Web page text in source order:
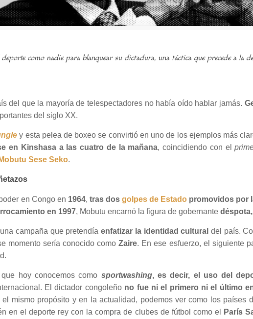
como nadie para blanquear su dictadura, una táctica que precede a la
del que la mayoría de telespectadores no había oído hablar jamás.
del siglo XX.
y esta pelea de boxeo se convirtió en uno de los ejemplos más
en Kinshasa a las cuatro de la mañana, coincidiendo con el
Mobutu Sese Seko.
en Congo en 1964, tras dosgolpes de Estado promovidos por
en 1997, Mobutu encarnó la figura de gobernante
campaña que pretendíaenfatizar la identidad cultural del país.
momento sería conocido comoZaire. En ese esfuerzo, el siguiente
hoy conocemos como sportwashing, es decir, el uso del
El dictador congoleño no fue ni el primero ni el último
mismo propósito y en la actualidad, podemos ver como los países
en el deporte rey con la compra de clubes de fútbol como el París